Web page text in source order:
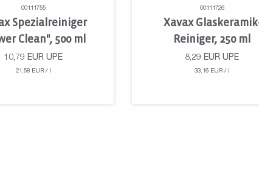
00111755
Spezialreiniger
Clean", 500 ml
10,79 EUR UPE
21,58 EUR / l
00111726
Xavax
Reiniger, 250 ml
8,29 EUR UPE
33,16 EUR / l